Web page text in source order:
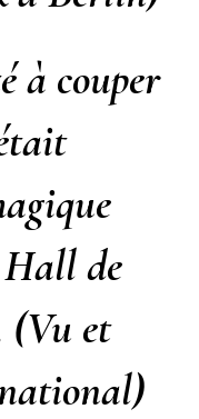
à couper
de
(Vu et